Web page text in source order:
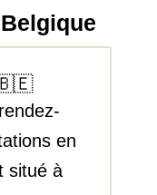
en
situé à